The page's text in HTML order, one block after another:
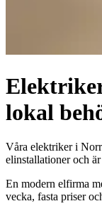
lokal
Våra elektriker i
elinstallationer och
En modern elfirma
vecka, fasta priser